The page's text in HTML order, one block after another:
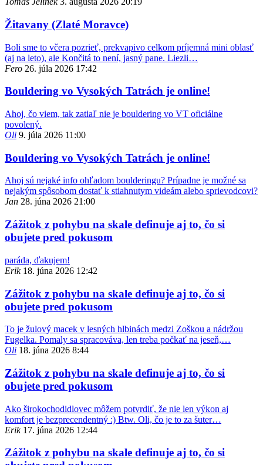
Žitavany (Zlaté Moravce)
Boli sme to včera pozrieť, prekvapivo celkom príjemná mini oblasť
(aj na leto), ale Končitá to není, jasný pane. Liezli…
Fero 26. júla 2026 17:42
Bouldering vo Vysokých Tatrách je online!
Ahoj, čo viem, tak zatiaľ nie je bouldering vo VT oficiálne
povolený.
Oli 9. júla 2026 11:00
Bouldering vo Vysokých Tatrách je online!
Ahoj sú nejaké info ohľadom boulderingu? Prípadne je možné sa
nejakým spôsobom dostať k stiahnutym videám alebo sprievodcovi?
Jan 28. júna 2026 21:00
Zážitok z pohybu na skale definuje aj to, čo si
obujete pred pokusom
paráda, ďakujem!
Erik 18. júna 2026 12:42
Zážitok z pohybu na skale definuje aj to, čo si
obujete pred pokusom
To je žulový macek v lesných hlbinách medzi Zoškou a nádržou
Fugelka. Pomaly sa spracováva, len treba počkať na jeseň,…
Oli 18. júna 2026 8:44
Zážitok z pohybu na skale definuje aj to, čo si
obujete pred pokusom
Ako širokochodidlovec môžem potvrdiť, že nie len výkon aj
komfort je bezprecendentný :) Btw. Oli, čo je to za šuter…
Erik 17. júna 2026 12:44
Zážitok z pohybu na skale definuje aj to, čo si